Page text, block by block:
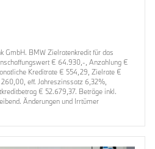
GmbH. BMW Zielratenkredit für das
€ 64.930,-, Anzahlung €
Kreditrate € 554,29, Zielrate €
eff. Jahreszinssatz 6,32%,
€ 52.679,37. Beträge inkl.
Änderungen und Irrtümer